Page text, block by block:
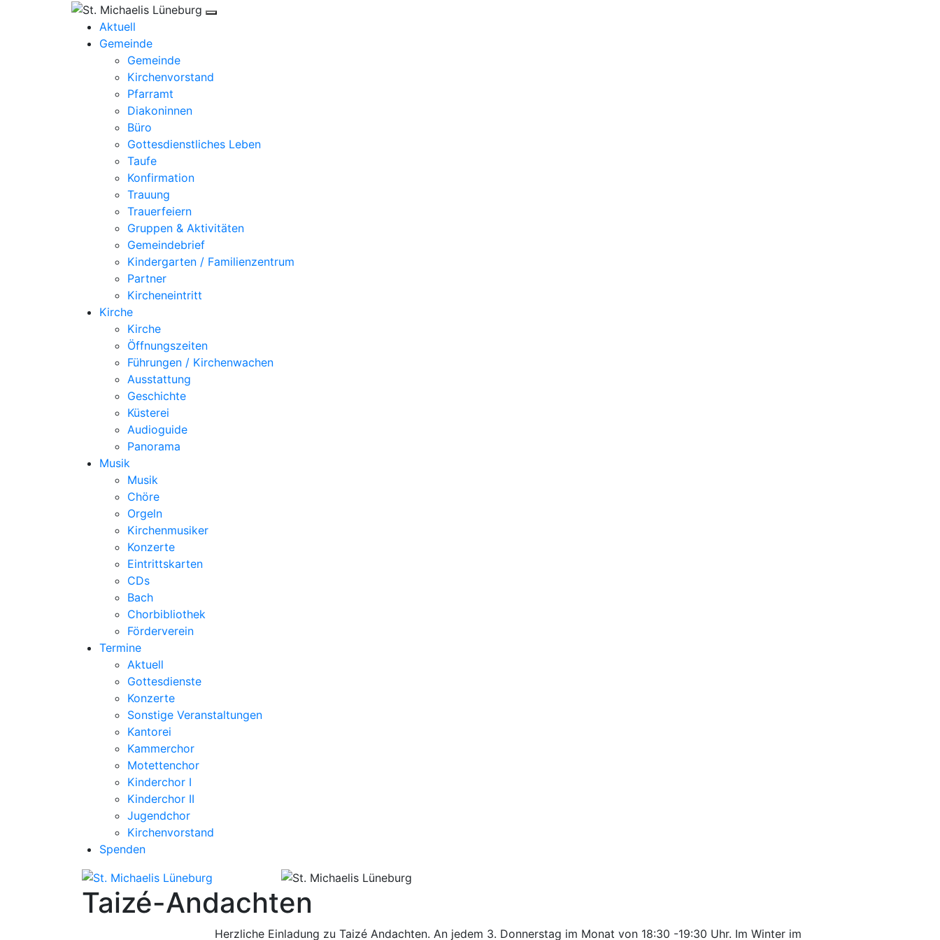
Aktuell
Gemeinde
Gemeinde
Kirchenvorstand
Pfarramt
Diakoninnen
Büro
Gottesdienstliches Leben
Taufe
Konfirmation
Trauung
Trauerfeiern
Gruppen & Aktivitäten
Gemeindebrief
Kindergarten / Familienzentrum
Partner
Kircheneintritt
Kirche
Kirche
Öffnungszeiten
Führungen / Kirchenwachen
Ausstattung
Geschichte
Küsterei
Audioguide
Panorama
Musik
Musik
Chöre
Orgeln
Kirchenmusiker
Konzerte
Eintrittskarten
CDs
Bach
Chorbibliothek
Förderverein
Termine
Aktuell
Gottesdienste
Konzerte
Sonstige Veranstaltungen
Kantorei
Kammerchor
Motettenchor
Kinderchor I
Kinderchor II
Jugendchor
Kirchenvorstand
Spenden
Taizé-Andachten
Herzliche Einladung zu Taizé Andachten. An jedem 3. Donnerstag im Monat von 18:30 -19:30 Uhr. Im Winter im